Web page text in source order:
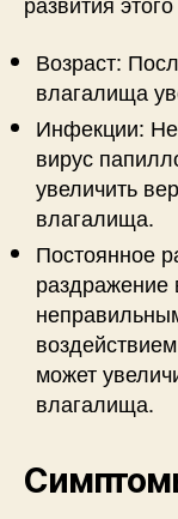
Возраст:
влагалища
Инфекции:
вирус
увеличить
влагалища.
Постоянное
может
влагалища.